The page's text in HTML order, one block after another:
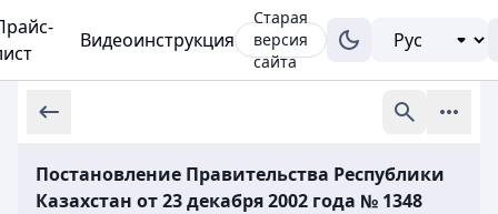
Видеоинструкция
Старая
версия
сайта
Постановление Правительства Республики
Казахстан от 23 декабря 2002 года № 1348